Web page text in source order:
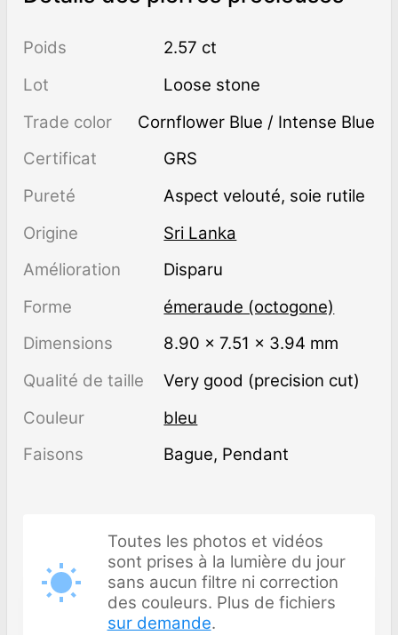
Poids
2.57 ct
Lot
Loose stone
Trade color
Cornflower Blue / Intense Blue
Certificat
GRS
Pureté
aspect velouté, soie rutile
Origine
Sri Lanka
Amélioration
disparu
Forme
émeraude (octogone)
Dimensions
8.90 × 7.51 × 3.94 mm
Qualité de taille
Very good (precision cut)
Couleur
bleu
Faisons
Bague, Pendant
Toutes les photos et vidéos
sont prises à la lumière du jour
sans aucun filtre ni correction
des couleurs. Plus de fichiers
sur demande.